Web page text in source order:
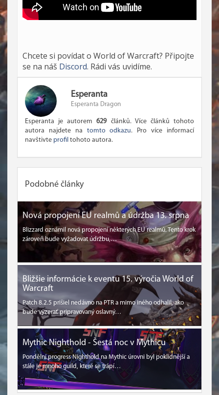
Chcete si povídat o World of Warcraft? Připojte
se na náš Discord. Rádi vás uvidíme.
Esperanta
Esperanta Dragon
Esperanta je autorem629článků. Více článků tohoto
autora najdete na tomto odkazu. Pro více informací
navštivte profil tohoto autora.
Podobné články
Nová propojení EU realmů a údržba 13. srpna
Blizzard oznámil nová propojení některých EU realmů. Tento krok
zároveň bude vyžadovat údržbu,…
Bližšie informácie k eventu 15. výročia World of
Warcraft
Patch 8.2.5 prišiel nedávno na PTR a mimo iného odhalil, ako
bude vyzerať pripravovaný oslavný…
Mythic Nighthold - Šestá noc v Mythicu
Pondělní progress Nighthold na Mythic úrovni byl poklidnější a
stále je mnoho guild, které se trápí…